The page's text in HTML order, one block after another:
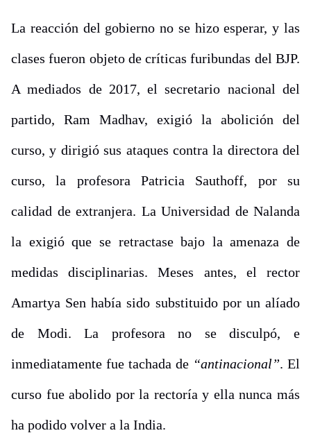
La reacción del gobierno no se hizo esperar, y las
clases fueron objeto de críticas furibundas del BJP.
A mediados de 2017, el secretario nacional del
partido, Ram Madhav, exigió la abolición del
curso, y dirigió sus ataques contra la directora del
curso, la profesora Patricia Sauthoff, por su
calidad de extranjera. La Universidad de Nalanda
la exigió que se retractase bajo la amenaza de
medidas disciplinarias. Meses antes, el rector
Amartya Sen había sido substituido por un alíado
de Modi. La profesora no se disculpó, e
inmediatamente fue tachada de “antinacional”. El
curso fue abolido por la rectoría y ella nunca más
ha podido volver a la India.